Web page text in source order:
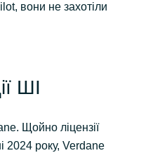
вони не захотіли
ШІ
Щойно ліцензії
2024 року, Verdane